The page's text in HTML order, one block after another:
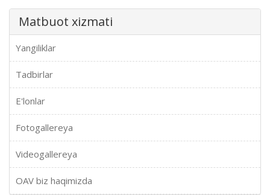
Matbuot xizmati
Yangiliklar
Tadbirlar
E'lonlar
Fotogallereya
Videogallereya
OAV biz haqimizda